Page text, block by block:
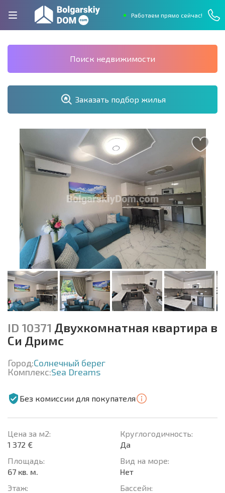
Работаем прямо сейчас!
Поиск недвижимости
Заказать подбор жилья
ID 10371 Двухкомнатная квартира в
Си Дримс
Город:Солнечный берег
Комплекс:Sea Dreams
Без комиссии для покупателя
Цена за м2:
1 372 €
Площадь:
67 кв. м.
Этаж:
Круглогодичность:
Да
Вид на море:
Нет
Басcейн: